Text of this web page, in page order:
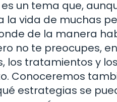
un tema que,
vida de muchas
de la manera
no te preocupes,
los tratamientos y
Conoceremos
estrategias se